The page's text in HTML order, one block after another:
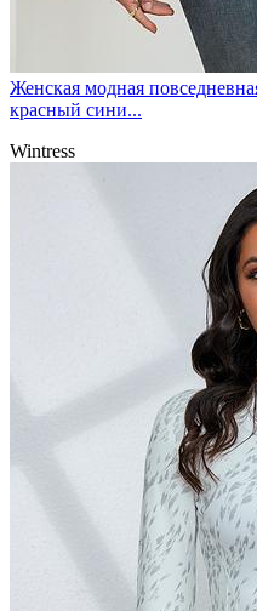
Женская модная
красный сини...
Wintress